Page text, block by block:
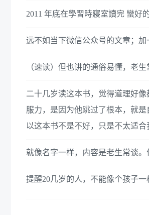
2011 年底在學習時寢室讀完 蠻好
远不如当下微信公众号的文章；
（速读）但也讲的通俗易懂，老
二十几岁读这本书，觉得道理好
服力，是因为他跳过了根本，就
以这本书不是不好，只是不太适合
就像名字一样，内容是老生常谈
提醒20几岁的人，不能像个孩子一